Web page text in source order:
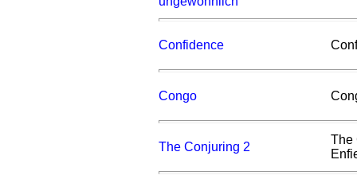
Confidence
Congo
The Conjuring 2
The